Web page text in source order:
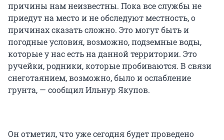
причины нам неизвестны. Пока все службы не
приедут на место и не обследуют местность, о
причинах сказать сложно. Это могут быть и
погодные условия, возможно, подземные воды,
которые у нас есть на данной территории. Это
ручейки, родники, которые пробиваются. В связи
снеготаянием, возможно, было и ослабление
грунта, — сообщил Ильнур Якупов.
Он отметил, что уже сегодня будет проведено